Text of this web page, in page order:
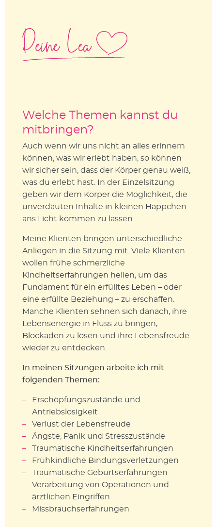
Welche Themen kannst du
mitbringen?
Auch wenn wir uns nicht an alles erinnern
können, was wir erlebt haben, so können
wir sicher sein, dass der Körper genau weiß,
was du erlebt hast. In der Einzelsitzung
geben wir dem Körper die Möglichkeit, die
unverdauten Inhalte in kleinen Häppchen
ans Licht kommen zu lassen.
Meine Klienten bringen unterschiedliche
Anliegen in die Sitzung mit. Viele Klienten
wollen frühe schmerzliche
Kindheitserfahrungen heilen, um das
Fundament für ein erfülltes Leben – oder
eine erfüllte Beziehung – zu erschaffen.
Manche Klienten sehnen sich danach, ihre
Lebensenergie in Fluss zu bringen,
Blockaden zu lösen und ihre Lebensfreude
wieder zu entdecken.
In meinen Sitzungen arbeite ich mit
folgenden Themen:
Erschöpfungszustände und
Antriebslosigkeit
Verlust der Lebensfreude
Ängste, Panik und Stresszustände
Traumatische Kindheitserfahrungen
Frühkindliche Bindungsverletzungen
Traumatische Geburtserfahrungen
Verarbeitung von Operationen und
ärztlichen Eingriffen
Missbrauchserfahrungen